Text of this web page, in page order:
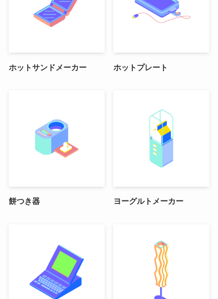
ホットサンドメーカー ホットプレート
餅つき器 ヨーグルトメーカー